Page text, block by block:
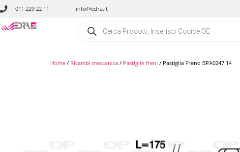
011 229 22 11 info@edra.it
Home / Ricambi meccanica / Pastiglie freni / Pastiglia Freno BPA0247.14